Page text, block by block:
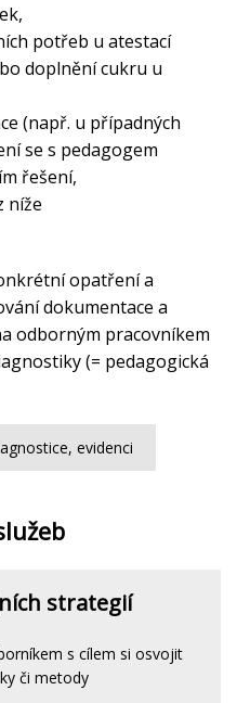
potřeb u atestací
doplnění cukru u
(např. u případných
se s pedagogem
řešení,
níže
opatření a
dokumentace a
odborným pracovníkem
(= pedagogická
evidenci
strategií
s cílem si osvojit
či metody